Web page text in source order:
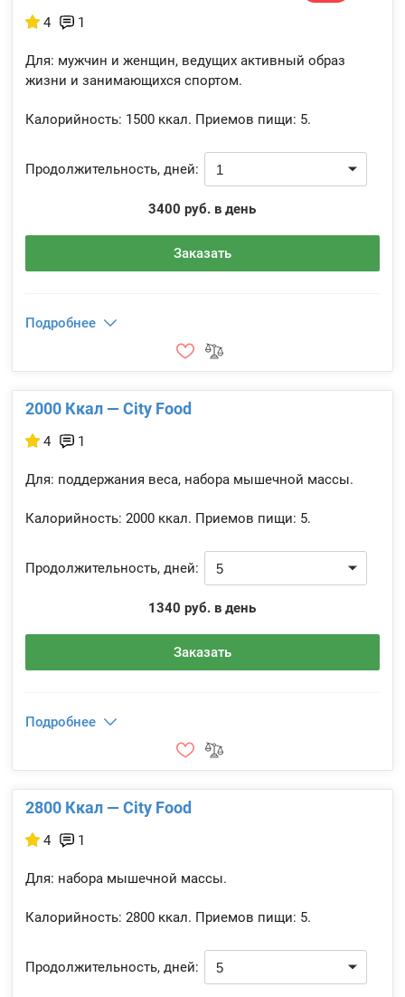
4 1
Для: мужчин и женщин, ведущих активный образ
жизни и занимающихся спортом.
Калорийность: 1500 ккал. Приемов пищи: 5.
Продолжительность, дней:
3400 руб. в день
Заказать
Подробнее
2000 Ккал — City Food
4 1
Для: поддержания веса, набора мышечной массы.
Калорийность: 2000 ккал. Приемов пищи: 5.
Продолжительность, дней:
1340 руб. в день
Заказать
Подробнее
2800 Ккал — City Food
4 1
Для: набора мышечной массы.
Калорийность: 2800 ккал. Приемов пищи: 5.
Продолжительность, дней: